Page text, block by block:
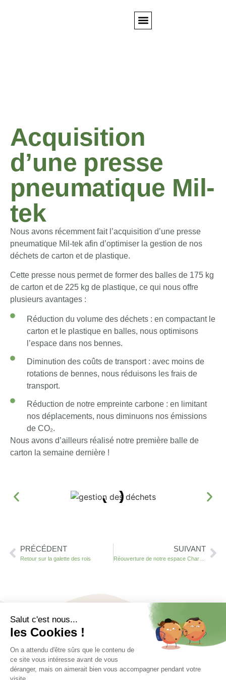
Acquisition
d’une presse
pneumatique Mil-
tek
Nous avons récemment fait l’acquisition d’une presse
pneumatique Mil-tek afin d’optimiser la gestion de nos
déchets de carton et de plastique.
Cette presse nous permet de former des balles de 175 kg
de carton et de 225 kg de plastique, ce qui nous offre
plusieurs avantages :
Réduction du volume des déchets : en compactant le
carton et le plastique en balles, nous optimisons
l’espace dans nos bennes.
Diminution des coûts de transport : avec moins de
rotations de bennes, nous réduisons les frais de
transport.
Réduction de notre empreinte carbone : en limitant
nos déplacements, nous diminuons nos émissions
de CO₂.
Nous avons d’ailleurs réalisé notre première balle de
carton la semaine dernière !
PRÉCÉDENT
Retour sur la galette des rois
SUIVANT
Réouverture de notre espace CharLise
Association loi 1901, la Régie de nos Quartiers met en œuvre
des projets faisant le lien entre économie sociale,